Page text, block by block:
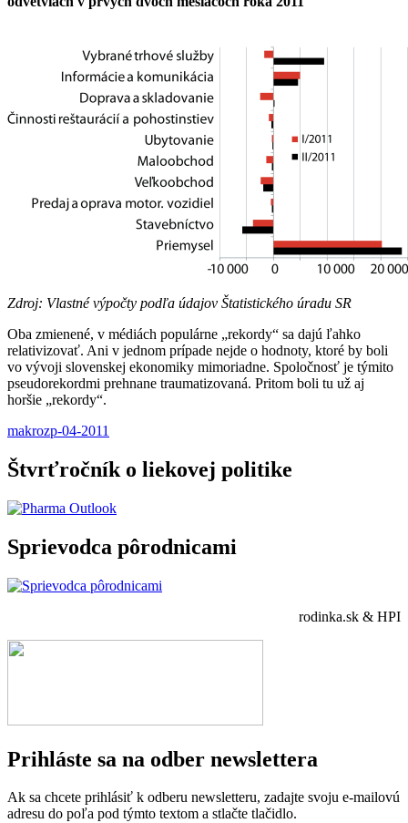
Zdroj: Vlastné výpočty podľa údajov Štatistického úradu SR
Oba zmienené, v médiách populárne „rekordy“ sa dajú ľahko
relativizovať. Ani v jednom prípade nejde o hodnoty, ktoré by boli
vo vývoji slovenskej ekonomiky mimoriadne. Spoločnosť je týmito
pseudorekordmi prehnane traumatizovaná. Pritom boli tu už aj
horšie „rekordy“.
makrozp-04-2011
Štvrťročník o liekovej politike
Sprievodca pôrodnicami
rodinka.sk & HPI
Prihláste sa na odber newslettera
Ak sa chcete prihlásiť k odberu newsletteru, zadajte svoju e-mailovú
adresu do poľa pod týmto textom a stlačte tlačidlo.